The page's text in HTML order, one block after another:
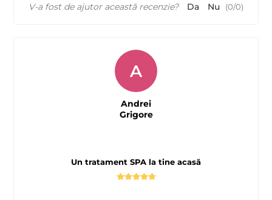
V-a fost de ajutor această recenzie? Da Nu (0/0)
Un tratament SPA la tine acasă
A
Andrei
Grigore